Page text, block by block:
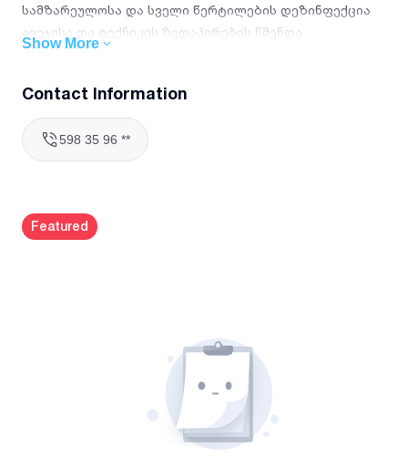
სამზარეულოსა და სველი წერტილების დეზინფექცია
ავეჯისა და ტექნიკის ზედაპირების წმენდა
ნარჩენების გატანა და სანაგვე ურნების დეზინფექცია
რატომ უნდა აგვირჩიოთ
5 წელზე მეტი გამოცდილება ბინებისა და ოფისების
დასუფთავებაში
სანდოობა და პასუხისმგებლობა თითოეულ დეტალში
საშუალებების გამოყენება
რეგულარულ შეკვეთებს ბინებისა და ოფისების
დაგეგმეთ თქვენი ბინების, ოფისების დასუფთავების
სამუშაოები მარტივად — დაგვიკავშირდით მითითებულ
Show More
Contact Information
598 35 96 **
Featured